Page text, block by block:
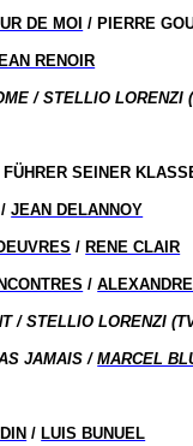
DE MOI / PIERRE
RENOIR
/ STELLIO LORENZI
SEINER
/JEAN DELANNOY
/ RENE CLAIR
/
/ STELLIO LORENZI
JAMAIS /MARCEL
/ LUIS BUNUEL